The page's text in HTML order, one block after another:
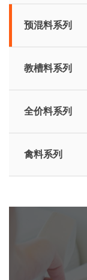
预混料系列
教槽料系列
全价料系列
禽料系列